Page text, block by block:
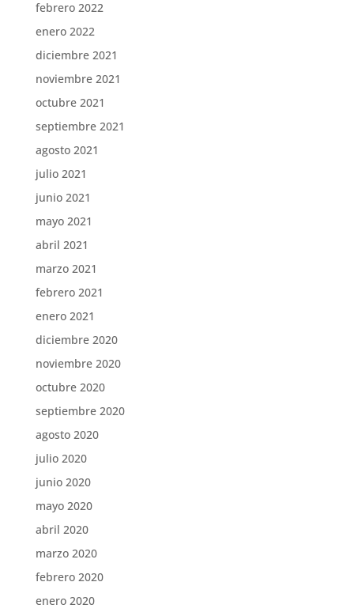
febrero 2022
enero 2022
diciembre 2021
noviembre 2021
octubre 2021
septiembre 2021
agosto 2021
julio 2021
junio 2021
mayo 2021
abril 2021
marzo 2021
febrero 2021
enero 2021
diciembre 2020
noviembre 2020
octubre 2020
septiembre 2020
agosto 2020
julio 2020
junio 2020
mayo 2020
abril 2020
marzo 2020
febrero 2020
enero 2020